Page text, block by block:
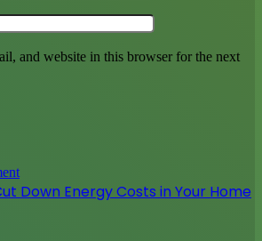
and website in this browser for the next
Down Energy Costs in Your Home